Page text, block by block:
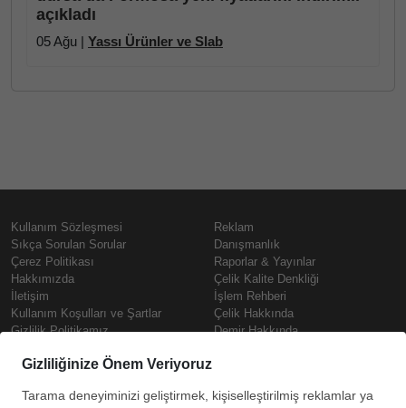
açıkladı
05 Ağu | Yassı Ürünler ve Slab
Kullanım Sözleşmesi
Sıkça Sorulan Sorular
Çerez Politikası
Hakkımızda
İletişim
Kullanım Koşulları ve Şartlar
Gizlilik Politikamız
Prime
Reklam
Danışmanlık
Raporlar & Yayınlar
Çelik Kalite Denkliği
İşlem Rehberi
Çelik Hakkında
Demir Hakkında